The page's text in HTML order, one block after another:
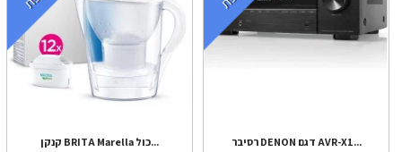
קנקן BRITA Marella כול...
רסיבר DENON דגם AVR-X1...